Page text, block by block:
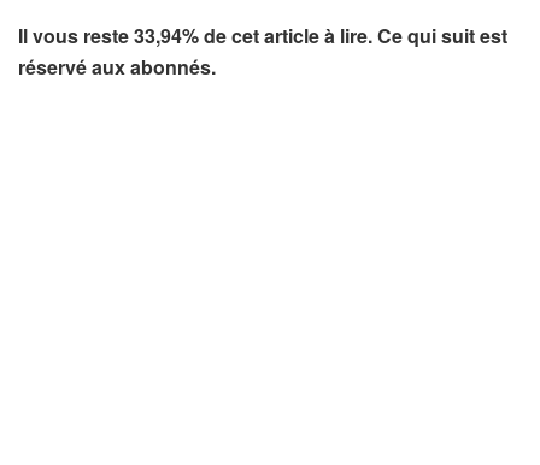
à
n
Il vous reste 33,94% de cet article à lire. Ce qui suit est
réservé aux abonnés.